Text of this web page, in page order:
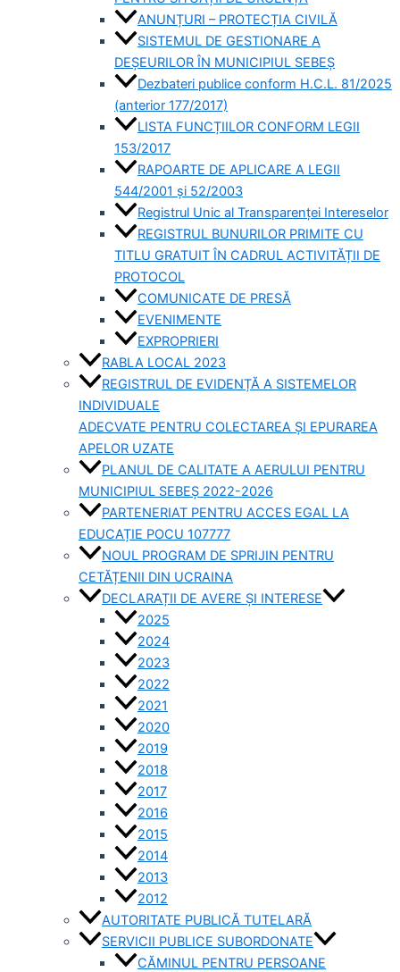
ANUNȚURI – PROTECȚIA CIVILĂ
SISTEMUL DE GESTIONARE A
DEȘEURILOR ÎN MUNICIPIUL SEBEȘ
Dezbateri publice conform H.C.L. 81/2025
(anterior 177/2017)
LISTA FUNCȚIILOR CONFORM LEGII
153/2017
RAPOARTE DE APLICARE A LEGII
544/2001 și 52/2003
Registrul Unic al Transparenței Intereselor
REGISTRUL BUNURILOR PRIMITE CU
TITLU GRATUIT ÎN CADRUL ACTIVITĂȚII DE
PROTOCOL
COMUNICATE DE PRESĂ
EVENIMENTE
EXPROPRIERI
RABLA LOCAL 2023
REGISTRUL DE EVIDENȚĂ A SISTEMELOR
INDIVIDUALE
ADECVATE PENTRU COLECTAREA ȘI EPURAREA
APELOR UZATE
PLANUL DE CALITATE A AERULUI PENTRU
MUNICIPIUL SEBEȘ 2022-2026
PARTENERIAT PENTRU ACCES EGAL LA
EDUCAȚIE POCU 107777
NOUL PROGRAM DE SPRIJIN PENTRU
CETĂȚENII DIN UCRAINA
DECLARAȚII DE AVERE ȘI INTERESE
2025
2024
2023
2022
2021
2020
2019
2018
2017
2016
2015
2014
2013
2012
AUTORITATE PUBLICĂ TUTELARĂ
SERVICII PUBLICE SUBORDONATE
CĂMINUL PENTRU PERSOANE